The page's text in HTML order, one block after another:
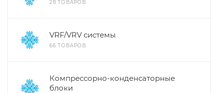
28 ТОВАРОВ
VRF/VRV системы
66 ТОВАРОВ
Компрессорно-конденсаторные
блоки